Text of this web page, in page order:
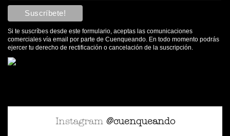
Si te suscríbes desde este formulario, aceptas las comunicaciones
comerciales vía email por parte de Cuenqueando. En todo momento podrás
ejercer tu derecho de rectificación o cancelación de la suscripción.
Instagram @cuenqueando